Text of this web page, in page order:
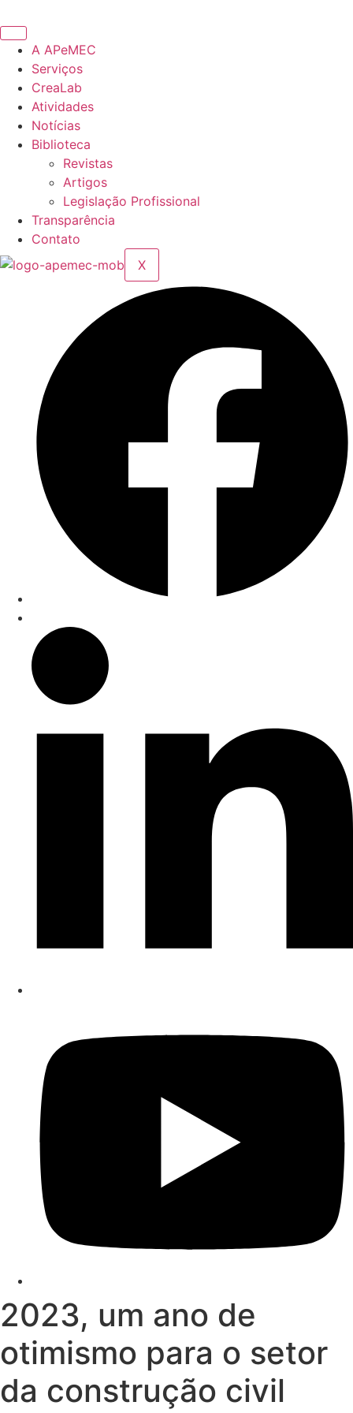
para
conteúdo
A APeMEC
Serviços
CreaLab
Atividades
Notícias
Biblioteca
Revistas
Artigos
Legislação Profissional
Transparência
Contato
X
2023, um ano de
otimismo para o setor
da construção civil